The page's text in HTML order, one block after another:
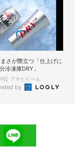
さが際立つ「仕上げに
冷凍庫DRY」
PR】アサヒビール
by